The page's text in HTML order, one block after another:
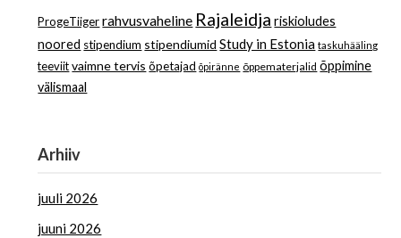
ProgeTiiger rahvusvaheline Rajaleidja riskioludes
noored stipendium stipendiumid Study in Estonia taskuhääling
teeviit vaimne tervis õpetajad õpiränne õppematerjalid õppimine
välismaal
Arhiiv
juuli 2026
juuni 2026